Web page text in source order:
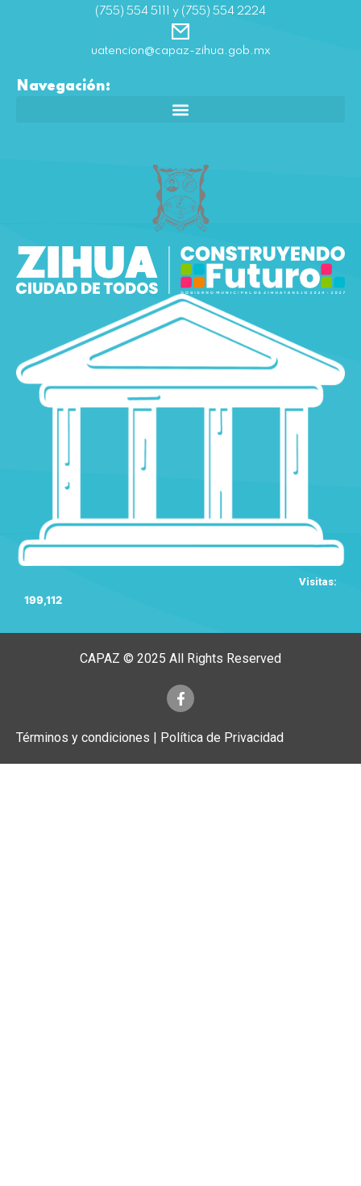
(755) 554 5111 y (755) 554 2224
uatencion@capaz-zihua.gob.mx
Navegación:
Visitas:
199,112
CAPAZ © 2025 All Rights Reserved
Términos y condiciones | Política de Privacidad